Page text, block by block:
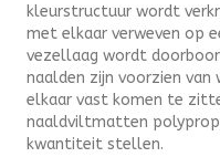
kleurstructuur wordt
met elkaar verweven op
vezellaag wordt
naalden zijn voorzien van
elkaar vast komen te
naaldviltmatten
kwantiteit stellen.